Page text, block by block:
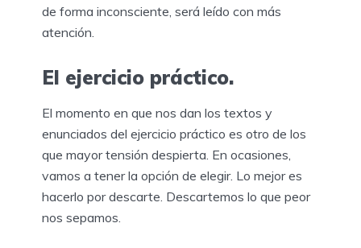
de forma inconsciente, será leído con más
atención.
El ejercicio práctico.
El momento en que nos dan los textos y
enunciados del ejercicio práctico es otro de los
que mayor tensión despierta. En ocasiones,
vamos a tener la opción de elegir. Lo mejor es
hacerlo por descarte. Descartemos lo que peor
nos sepamos.